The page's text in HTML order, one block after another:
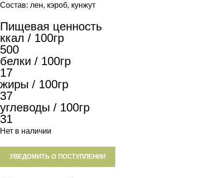
Состав: лен, кэроб, кунжут
Пищевая ценность
ккал / 100гр
500
белки / 100гр
17
жиры / 100гр
37
углеводы / 100гр
31
Нет в наличии
УВЕДОМИТЬ О ПОСТУПЛЕНИИ